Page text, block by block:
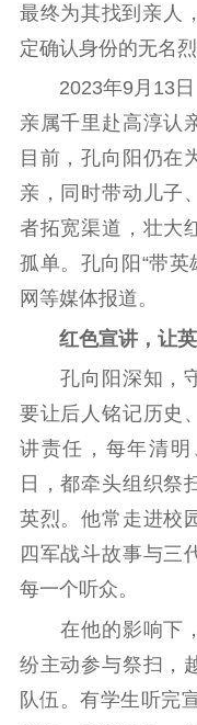
最终为其找到亲人
定确认身份的无名烈
2023年9月13日
亲属千里赴高淳认
目前，孔向阳仍在
亲，同时带动儿子
者拓宽渠道，壮大
孤单。孔向阳“带英
网等媒体报道。
红色宣讲，让英
孔向阳深知，守
要让后人铭记历史
讲责任，每年清
日，都牵头组织祭
英烈。他常走进校
四军战斗故事与三
每一个听众。
在他的影响下，
纷主动参与祭扫，
队伍。有学生听完